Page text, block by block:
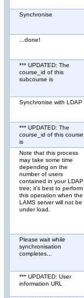
Synchronise
...done!
*** UPDATED: The
course_id of this
subcourse is
Synchronise with LDAP
*** UPDATED: The
course_id of this course
is
Note that this process
may take some time
depending on the
number of users
contained in your LDAP
tree; it's best to perform
this operation when the
LAMS server will not be
under load.
Please wait while
synchronisation
completes...
*** UPDATED: User
information URL